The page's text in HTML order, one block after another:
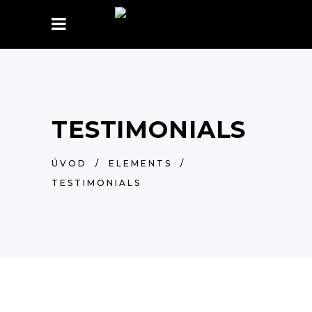
TESTIMONIALS
ÚVOD / ELEMENTS
/
TESTIMONIALS